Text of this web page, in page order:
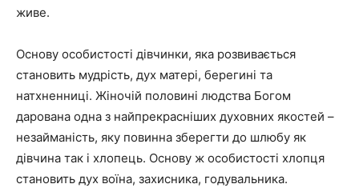
живе.
Основу особистості дівчинки, яка розвивається
становить мудрість, дух матері, берегині та
натхненниці. Жіночій половині людства Богом
дарована одна з найпрекрасніших духовних якостей –
незайманість, яку повинна зберегти до шлюбу як
дівчина так і хлопець. Основу ж особистості хлопця
становить дух воїна, захисника, годувальника.